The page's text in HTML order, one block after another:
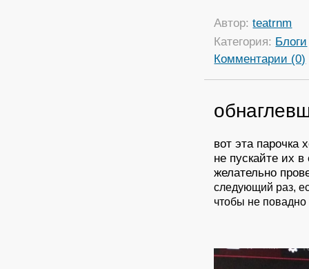
Автор:teatrnm
Категория: Блоги
Комментарии (0)
вот эта парочка
не пускайте их
желательно
следующий раз,
чтобы не